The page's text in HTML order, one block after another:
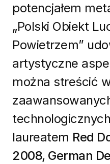
potencjałem
„Polski Obiekt
Powietrzem”
artystyczne
można streścić
laureatem Red
2008, German